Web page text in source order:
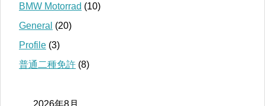
BMW Motorrad (10)
General (20)
Profile (3)
普通二種免許 (8)